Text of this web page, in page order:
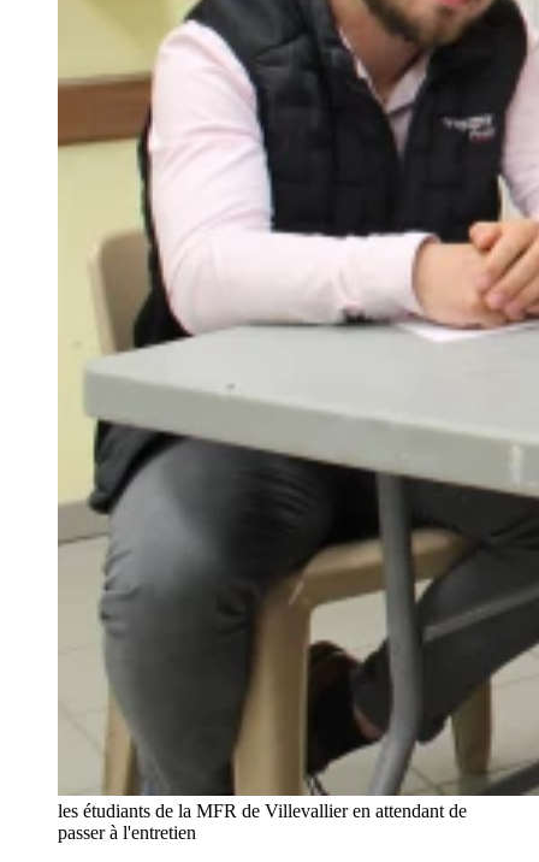
les étudiants de la MFR de Villevallier en attendant de
passer à l'entretien